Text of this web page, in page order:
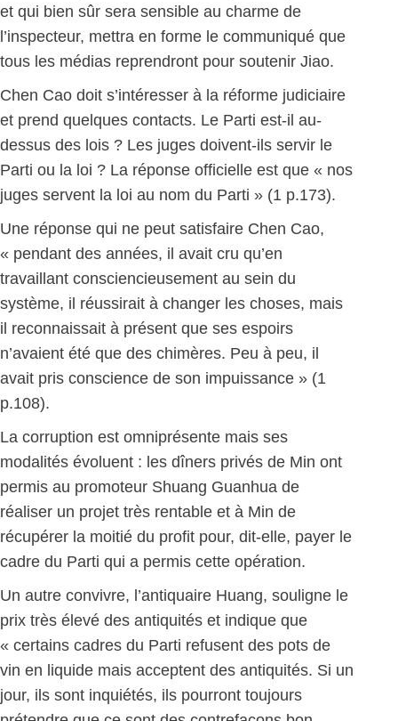
et qui bien sûr sera sensible au charme de
l’inspecteur, mettra en forme le communiqué que
tous les médias reprendront pour soutenir Jiao.
Chen Cao doit s’intéresser à la réforme judiciaire
et prend quelques contacts. Le Parti est-il au-
dessus des lois ? Les juges doivent-ils servir le
Parti ou la loi ? La réponse officielle est que « nos
juges servent la loi au nom du Parti » (1 p.173).
Une réponse qui ne peut satisfaire Chen Cao,
« pendant des années, il avait cru qu’en
travaillant consciencieusement au sein du
système, il réussirait à changer les choses, mais
il reconnaissait à présent que ses espoirs
n’avaient été que des chimères. Peu à peu, il
avait pris conscience de son impuissance » (1
p.108).
La corruption est omniprésente mais ses
modalités évoluent : les dîners privés de Min ont
permis au promoteur Shuang Guanhua de
réaliser un projet très rentable et à Min de
récupérer la moitié du profit pour, dit-elle, payer le
cadre du Parti qui a permis cette opération.
Un autre convivre, l’antiquaire Huang, souligne le
prix très élevé des antiquités et indique que
« certains cadres du Parti refusent des pots de
vin en liquide mais acceptent des antiquités. Si un
jour, ils sont inquiétés, ils pourront toujours